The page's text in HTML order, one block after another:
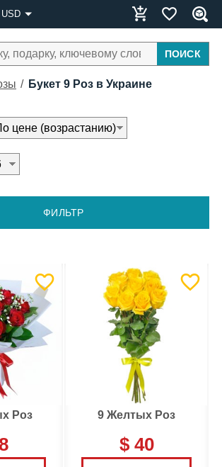
USD
ПОИСК
Букет 9 Роз в Украине
ФИЛЬТР
Роз 9 Желтых Роз
$ 40